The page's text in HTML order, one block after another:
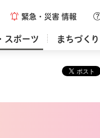
緊急・災害 情報
スポーツ まちづく